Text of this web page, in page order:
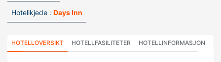
Hotellkjede : Days Inn
HOTELLOVERSIKT HOTELLFASILITETER HOTELLINFORMASJON